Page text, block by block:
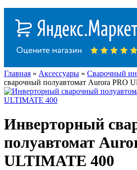
Главная » Аксессуары » Сварочный
сварочный полуавтомат Aurora PRO
Инверторный
полуавтомат
ULTIMATE 400